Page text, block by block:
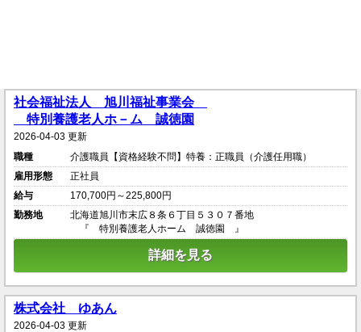
社会福祉法人 旭川福祉事業会
特別養護老人ホ－ム 誠徳園
2026-04-03 更新
職種
介護職員【資格経験不問】特養：正職員（介護任用職）
雇用形態
正社員
給与
170,700円～225,800円
勤務地
北海道旭川市末広８条６丁目５３０７番地
『 特別養護老人ホーム 誠徳園 』
詳細を見る
株式会社 ゆあん
2026-04-03 更新